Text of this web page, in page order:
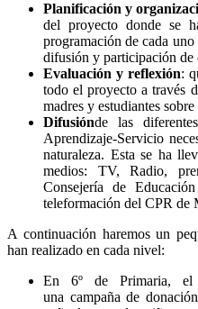
Planificación y
del proyecto donde se
programación de cada
difusión y participación de
Evaluación y reflexión:
todo el proyecto a través
madres y estudiantes
Difusiónde las
Aprendizaje-Servicio
naturaleza. Esta se ha
medios: TV, Radio,
Consejería de
teleformación del CPR
A continuación haremos un
han realizado en cada nivel:
En 6º de Primaria, el
una campaña de